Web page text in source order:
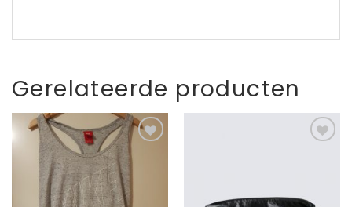
Gerelateerde producten